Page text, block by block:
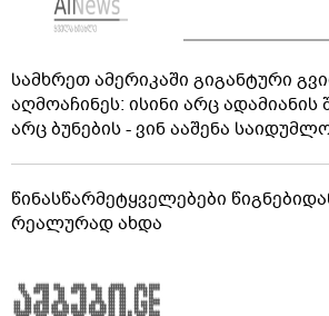
სამხრეთ ამერიკაში გიგანტური
აღმოაჩინეს: ისინი არც ადამიანის
არც ბუნების - ვინ ააშენა
წინასწარმეტყველებები
რეალურად ახდა